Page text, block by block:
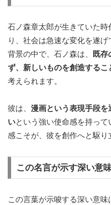
石ノ森章太郎が生きていた
り、社会は急速な変化を遂
背景の中で、石ノ森は、
既存
ず、新しいものを創造するこ
考えられます。
彼は、 漫画という表現手段を
いという強い使命感を持っ
感こそが、彼を創作へと駆り
この名言が示す深い意
この言葉が示唆する深い意味